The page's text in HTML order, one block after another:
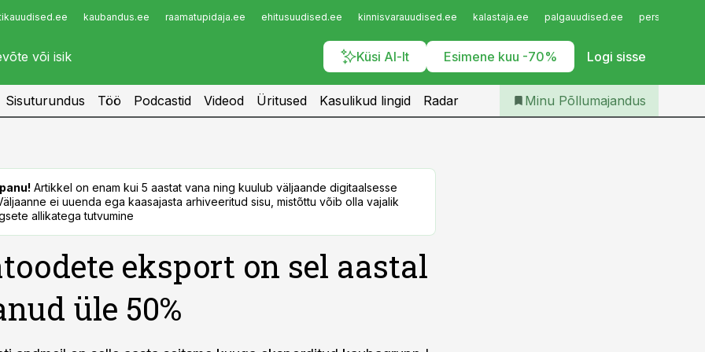
kaubandus.ee raamatupidaja.ee ehitusuudised.ee kinnisvarauudised.ee kalastaja.ee palgauudised.ee
Küsi AI-lt Esimene kuu -70% Logi sisse
Infopank
Iseteenindus
Telli Põllumajandus
Sisuturundus Töö Podcastid Videod Üritused Kasulikud lingid Radar Minu Põllumajandus
Artikkel on enam kui 5 aastat vana ning kuulub väljaande digitaalsesse
ei uuenda ega kaasajasta arhiveeritud sisu, mistõttu võib olla vajalik
allikatega tutvumine
eksport on sel aastal
üle 50%